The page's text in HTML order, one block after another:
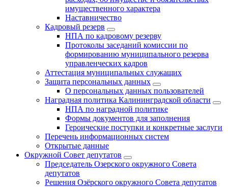
имущественного характера
Наставничество
Кадровый резерв
НПА по кадровому резерву
Протоколы заседаний комиссии по
формированию муниципального резерва
управленческих кадров
Аттестация муниципальных служащих
Защита персональных данных
О персональных данных пользователей
Наградная политика Калининградской области
НПА по наградной политике
Формы документов для заполнения
Героические поступки и конкретные заслуги
Перечень информационных систем
Открытые данные
Окружной Совет депутатов
Председатель Озерского окружного Совета
депутатов
Решения Озёрского окружного Совета депутатов